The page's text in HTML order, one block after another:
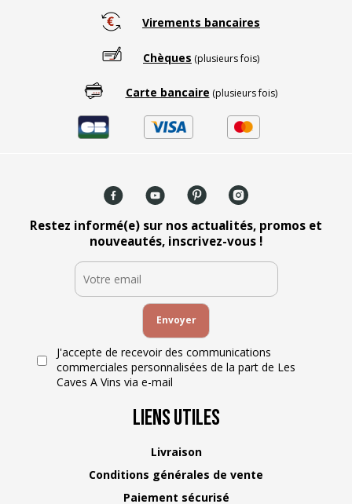
Virements bancaires
Chèques (plusieurs fois)
Carte bancaire (plusieurs fois)
Restez informé(e) sur nos actualités, promos et
nouveautés, inscrivez-vous !
J'accepte de recevoir des communications
commerciales personnalisées de la part de Les
Caves A Vins via e-mail
Liens Utiles
Livraison
Conditions générales de vente
Paiement sécurisé